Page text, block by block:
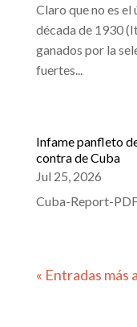
Claro que no es el
década de 1930
ganados por la
fuertes...
Infame panfleto
contra de Cuba
Jul 25, 2026
Cuba-Report-
« Entradas más